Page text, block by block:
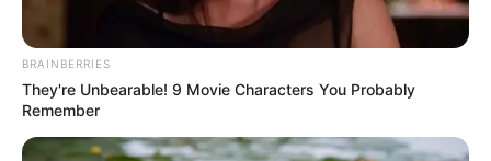
Biodata & Profil
Nama Lengkap:Ariana Fletcher
Nama Panggung: Ari Fletcher
BRAINBERRIES
They're Unbearable! 9 Movie Characters You Probably
Remember